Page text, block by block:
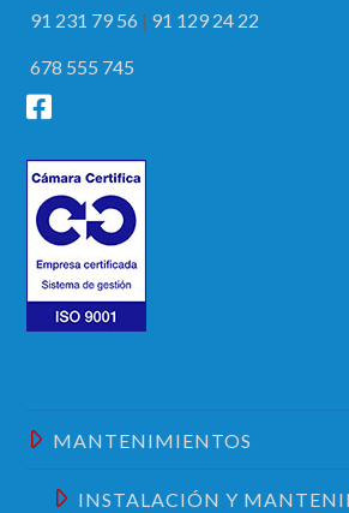
91 231 79 56 | 91 129 24 22
678 555 745
MANTENIMIENTOS
INSTALACIÓN Y